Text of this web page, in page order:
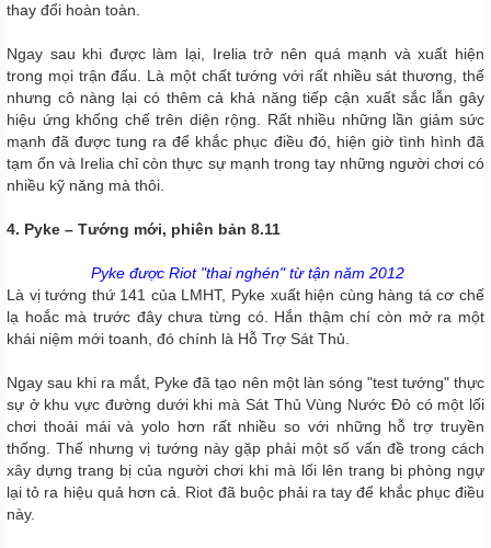
thay đổi hoàn toàn.
Ngay sau khi được làm lại, Irelia trở nên quá mạnh và xuất hiện
trong mọi trận đấu. Là một chất tướng với rất nhiều sát thương, thế
nhưng cô nàng lại có thêm cả khả năng tiếp cận xuất sắc lẫn gây
hiệu ứng khống chế trên diện rộng. Rất nhiều những lần giảm sức
mạnh đã được tung ra để khắc phục điều đó, hiện giờ tình hình đã
tạm ổn và Irelia chỉ còn thực sự mạnh trong tay những người chơi có
nhiều kỹ năng mà thôi.
4. Pyke – Tướng mới, phiên bản 8.11
Pyke được Riot "thai nghén" từ tận năm 2012
Là vị tướng thứ 141 của LMHT, Pyke xuất hiện cùng hàng tá cơ chế
lạ hoắc mà trước đây chưa từng có. Hắn thậm chí còn mở ra một
khái niệm mới toanh, đó chính là Hỗ Trợ Sát Thủ.
Ngay sau khi ra mắt, Pyke đã tạo nên một làn sóng "test tướng" thực
sự ở khu vực đường dưới khi mà Sát Thủ Vùng Nước Đỏ có một lối
chơi thoải mái và yolo hơn rất nhiều so với những hỗ trợ truyền
thống. Thế nhưng vị tướng này gặp phải một số vấn đề trong cách
xây dựng trang bị của người chơi khi mà lối lên trang bị phòng ngự
lại tỏ ra hiệu quả hơn cả. Riot đã buộc phải ra tay để khắc phục điều
này.